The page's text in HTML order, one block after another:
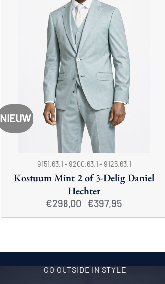
NIEUW
9151.63.1 - 9200.63.1 - 9125.63.1
Kostuum Mint 2 of 3-Delig Daniel
Hechter
€298,00 - €397,95
GO OUTSIDE IN STYLE